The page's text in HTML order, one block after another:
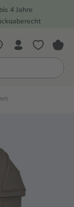
4 Jahre